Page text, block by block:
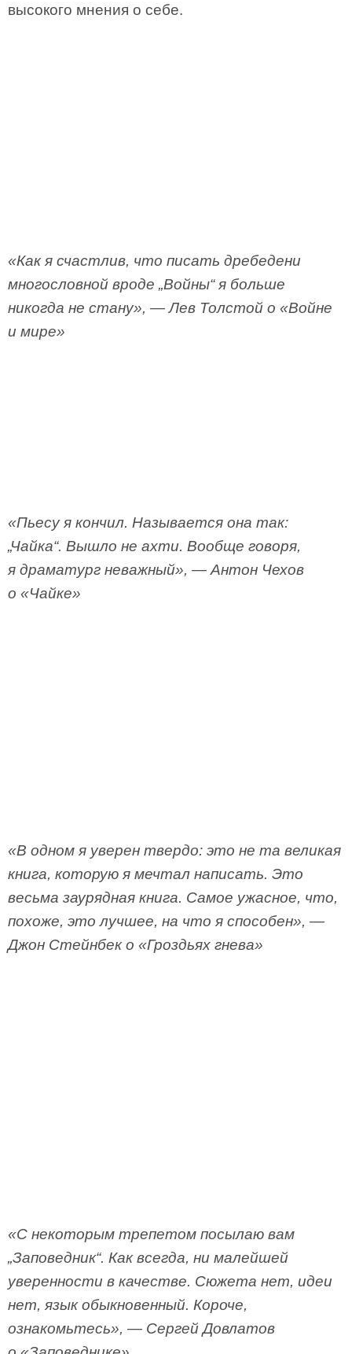
высокого мнения о себе.
«Как я счастлив, что писать дребедени
многословной вроде „Войны“ я больше
никогда не стану», — Лев Толстой о «Войне
и мире»
«Пьесу я кончил. Называется она так:
„Чайка“. Вышло не ахти. Вообще говоря,
я драматург неважный», — Антон Чехов
о «Чайке»
«В одном я уверен твердо: это не та великая
книга, которую я мечтал написать. Это
весьма заурядная книга. Самое ужасное, что,
похоже, это лучшее, на что я способен», —
Джон Стейнбек о «Гроздьях гнева»
«С некоторым трепетом посылаю вам
„Заповедник“. Как всегда, ни малейшей
уверенности в качестве. Сюжета нет, идеи
нет, язык обыкновенный. Короче,
ознакомьтесь», — Сергей Довлатов